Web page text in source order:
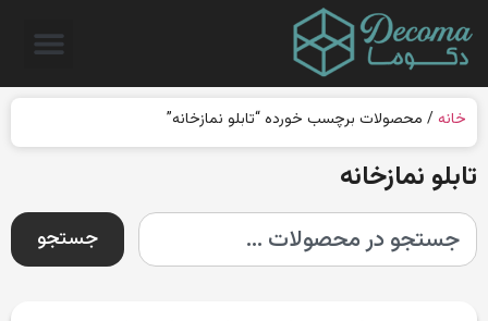
خانه / محصولات برچسب خورده “تابلو نمازخانه”
تابلو نمازخانه
جستجو